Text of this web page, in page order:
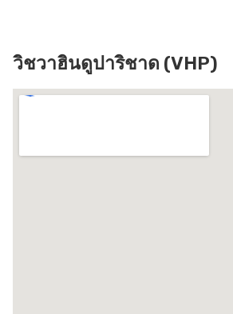
วิชวาฮินดูปาริชาด (VHP)